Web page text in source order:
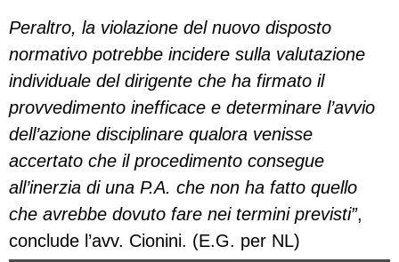
Peraltro, la violazione del nuovo disposto
normativo potrebbe incidere sulla valutazione
individuale del dirigente che ha firmato il
provvedimento inefficace e determinare l’avvio
dell’azione disciplinare qualora venisse
accertato che il procedimento consegue
all’inerzia di una P.A. che non ha fatto quello
che avrebbe dovuto fare nei termini previsti”,
conclude l’avv. Cionini. (E.G. per NL)